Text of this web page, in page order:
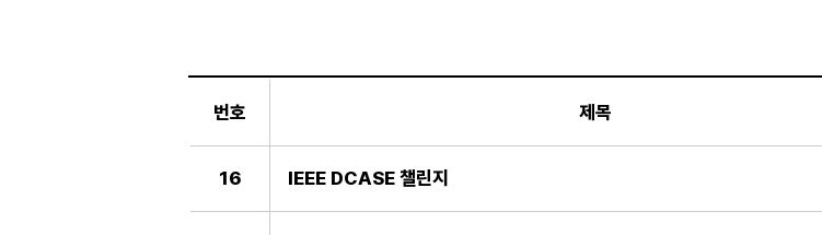
번호 제목
16 IEEE DCASE 챌린지